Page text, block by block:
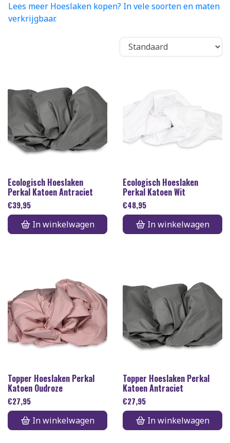
Lees meer Hoeslaken kopen? In vele soorten en maten
verkrijgbaar.
Ecologisch Hoeslaken
Perkal Katoen Antraciet
€39,95
In winkelwagen
Ecologisch Hoeslaken
Perkal Katoen Wit
€48,95
In winkelwagen
Topper Hoeslaken Perkal
Katoen Oudroze
€27,95
In winkelwagen
Topper Hoeslaken Perkal
Katoen Antraciet
€27,95
In winkelwagen